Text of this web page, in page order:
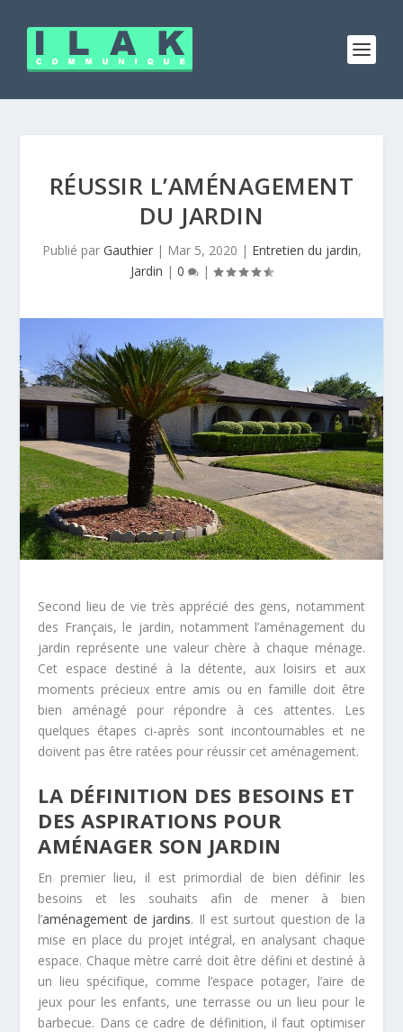
RÉUSSIR L’AMÉNAGEMENT
DU JARDIN
Publié par Gauthier| Mar 5, 2020 | Entretien du jardin,
Jardin | 0 |
Second lieu de vie très apprécié des gens, notamment
des Français, le jardin, notamment l’aménagement du
jardin représente une valeur chère à chaque ménage.
Cet espace destiné à la détente, aux loisirs et aux
moments précieux entre amis ou en famille doit être
bien aménagé pour répondre à ces attentes. Les
quelques étapes ci-après sont incontournables et ne
doivent pas être ratées pour réussir cet aménagement.
LA DÉFINITION DES BESOINS ET
DES ASPIRATIONS POUR
AMÉNAGER SON JARDIN
En premier lieu, il est primordial de bien définir les
besoins et les souhaits afin de mener à bien
l’aménagement de jardins. Il est surtout question de la
mise en place du projet intégral, en analysant chaque
espace. Chaque mètre carré doit être défini et destiné à
un lieu spécifique, comme l’espace potager, l’aire de
jeux pour les enfants, une terrasse ou un lieu pour le
barbecue. Dans ce cadre de définition, il faut optimiser